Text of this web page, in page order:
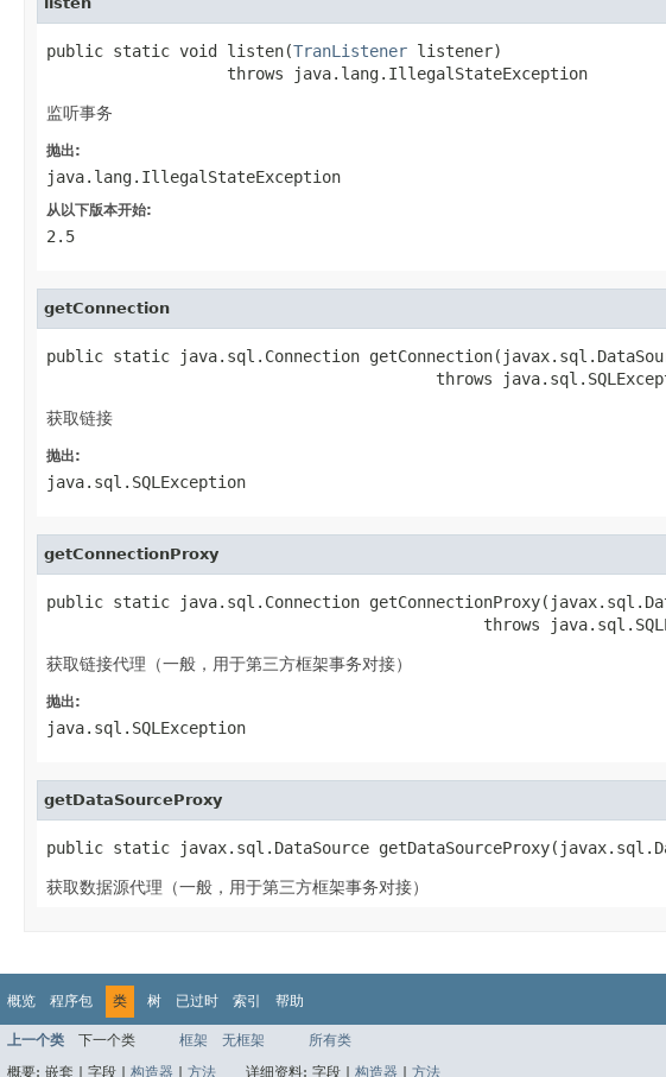
public static void listen(TranListener listener)
                   throws java.lang.IllegalStateException
监听事务
抛出:
java.lang.IllegalStateException
从以下版本开始:
2.5
getConnection
public static java.sql.Connection
throws
获取链接
抛出:
java.sql.SQLException
getConnectionProxy
public static java.sql.Connection
throws
获取链接代理（一般，用于第三方框架事务对接）
抛出:
java.sql.SQLException
getDataSourceProxy
public static javax.sql.DataSource
获取数据源代理（一般，用于第三方框架事务对接）
概览 程序包 类 树 已过时 索引 帮助
上一个类 下一个类 框架 无框架
所有类
概要: 嵌套 | 字段 | 构造器 方法 详细资料: 字段 | 构造器 方法